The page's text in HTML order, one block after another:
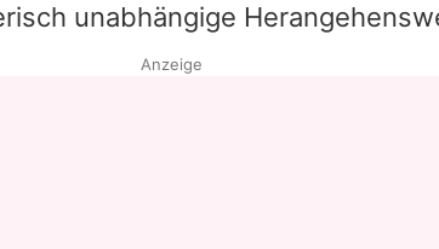
unabhängige
Anzeige